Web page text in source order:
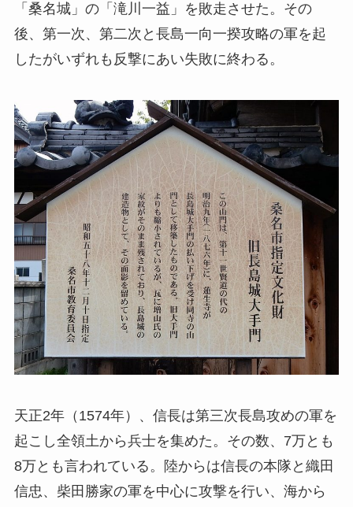
「桑名城」の「滝川一益」を敗走させた。その
後、第一次、第二次と長島一向一揆攻略の軍を起
したがいずれも反撃にあい失敗に終わる。
天正2年（1574年）、信長は第三次長島攻めの軍を
起こし全領土から兵士を集めた。その数、7万とも
8万とも言われている。陸からは信長の本隊と織田
信忠、柴田勝家の軍を中心に攻撃を行い、海から